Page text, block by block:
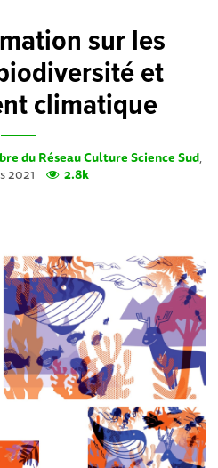
sur les
et
climatique
du Réseau Culture Science Sud,
2021
2.8k